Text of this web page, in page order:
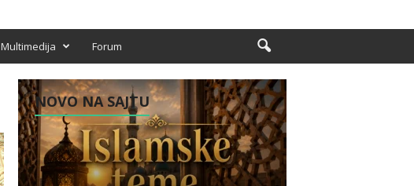
Multimedija Forum
NOVO NA SAJTU